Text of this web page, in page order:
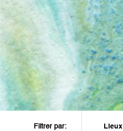
Filtrer par: Lieux